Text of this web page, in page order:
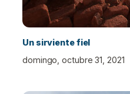
Un sirviente fiel
domingo, octubre 31, 2021